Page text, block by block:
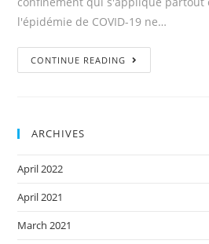
l'épidémie de COVID-19 ne…
CONTINUE READING
ARCHIVES
April 2022
April 2021
March 2021